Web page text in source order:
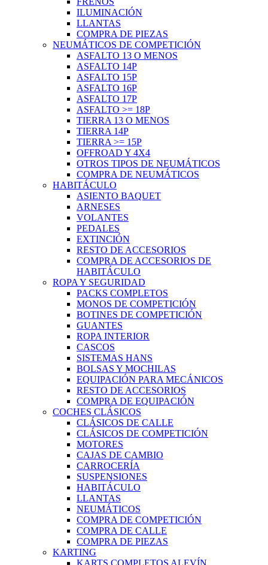
ILUMINACIÓN
LLANTAS
COMPRA DE PIEZAS
NEUMÁTICOS DE COMPETICIÓN
ASFALTO 13 O MENOS
ASFALTO 14P
ASFALTO 15P
ASFALTO 16P
ASFALTO 17P
ASFALTO >= 18P
TIERRA 13 O MENOS
TIERRA 14P
TIERRA >= 15P
OFFROAD Y 4X4
OTROS TIPOS DE NEUMÁTICOS
COMPRA DE NEUMÁTICOS
HABITÁCULO
ASIENTO BAQUET
ARNESES
VOLANTES
PEDALES
EXTINCIÓN
RESTO DE ACCESORIOS
COMPRA DE ACCESORIOS DE
HABITÁCULO
ROPA Y SEGURIDAD
PACKS COMPLETOS
MONOS DE COMPETICIÓN
BOTINES DE COMPETICIÓN
GUANTES
ROPA INTERIOR
CASCOS
SISTEMAS HANS
BOLSAS Y MOCHILAS
EQUIPACIÓN PARA MECÁNICOS
RESTO DE ACCESORIOS
COMPRA DE EQUIPACIÓN
COCHES CLÁSICOS
CLÁSICOS DE CALLE
CLÁSICOS DE COMPETICIÓN
MOTORES
CAJAS DE CAMBIO
CARROCERÍA
SUSPENSIONES
HABITÁCULO
LLANTAS
NEUMÁTICOS
COMPRA DE COMPETICIÓN
COMPRA DE CALLE
COMPRA DE PIEZAS
KARTING
KARTS COMPLETOS ALEVÍN